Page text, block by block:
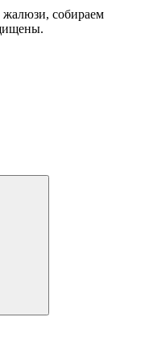
собираем